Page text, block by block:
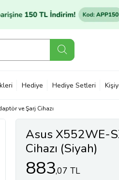
Hediye Hediye Setleri
ve Şarj Cihazı
Asus X552WE-
Cihazı (Siyah)
883,07 TL